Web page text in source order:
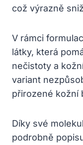
což výrazně
V rámci
látky, která
nečistoty a
variant
přirozené kožní
Díky své
podrobně